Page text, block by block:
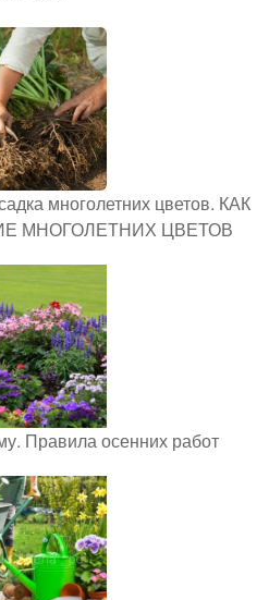
многолетних цветов. КАК
МНОГОЛЕТНИХ ЦВЕТОВ
Правила осенних работ